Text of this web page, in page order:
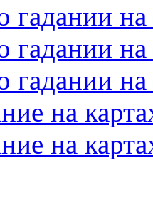
гадании на
гадании на
гадании на
на
на